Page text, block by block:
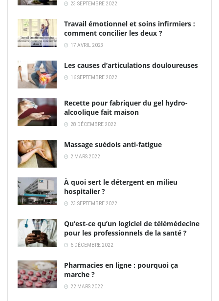
23 SEPTEMBRE 2022
Travail émotionnel et soins infirmiers :
comment concilier les deux ?
17 AVRIL 2023
Les causes d’articulations douloureuses
16 SEPTEMBRE 2022
Recette pour fabriquer du gel hydro-
alcoolique fait maison
28 DÉCEMBRE 2022
Massage suédois anti-fatigue
2 MARS 2022
À quoi sert le détergent en milieu
hospitalier ?
23 SEPTEMBRE 2022
Qu’est-ce qu’un logiciel de télémédecine
pour les professionnels de la santé ?
6 DÉCEMBRE 2022
Pharmacies en ligne : pourquoi ça
marche ?
22 MARS 2022